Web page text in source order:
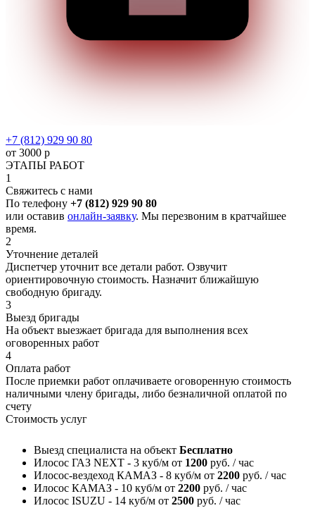
+7 (812) 929 90 80
от 3000 р
ЭТАПЫ РАБОТ
1
Свяжитесь с нами
По телефону +7 (812) 929 90 80
или оставив онлайн-заявку. Мы перезвоним в кратчайшее
время.
2
Уточнение деталей
Диспетчер уточнит все детали работ. Озвучит
ориентировочную стоимость. Назначит ближайшую
свободную бригаду.
3
Выезд бригады
На объект выезжает бригада для выполнения всех
оговоренных работ
4
Оплата работ
После приемки работ оплачиваете оговоренную стоимость
наличными члену бригады, либо безналичной оплатой по
счету
Стоимость услуг
Выезд специалиста на объект Бесплатно
Илосос ГАЗ NEXT - 3 куб/м от 1200 руб. / час
Илосос-вездеход КАМАЗ - 8 куб/м от 2200 руб. / час
Илосос КАМАЗ - 10 куб/м от 2200 руб. / час
Илосос ISUZU - 14 куб/м от 2500 руб. / час